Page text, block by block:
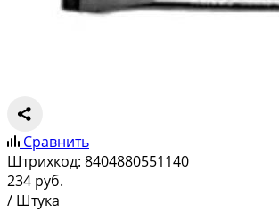
Сравнить
Штрихкод: 8404880551140
234 руб.
/ Штука